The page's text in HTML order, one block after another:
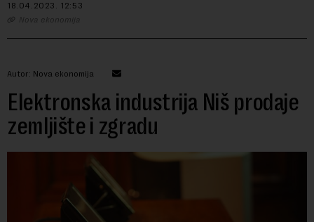
18.04.2023. 12:53
Nova ekonomija
Autor: Nova ekonomija
Elektronska industrija Niš prodaje
zemljište i zgradu